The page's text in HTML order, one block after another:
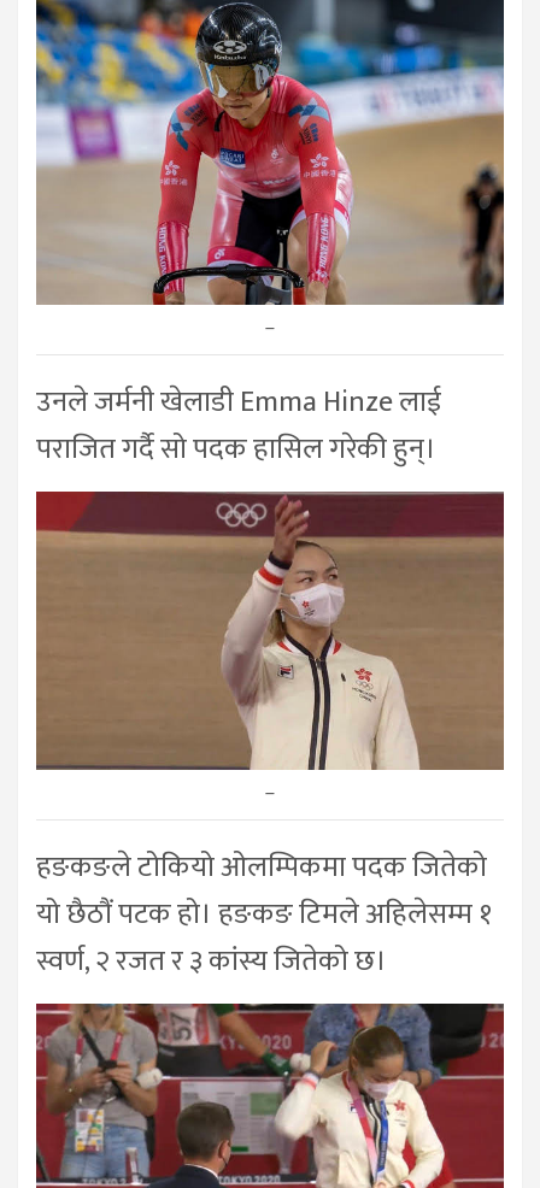
–
उनले जर्मनी खेलाडी Emma Hinze लाई
पराजित गर्दै सो पदक हासिल गरेकी हुन्।
–
हङकङले टोकियो ओलम्पिकमा पदक जितेको
यो छैठौं पटक हो। हङकङ टिमले अहिलेसम्म १
स्वर्ण, २ रजत र ३ कांस्य जितेको छ।